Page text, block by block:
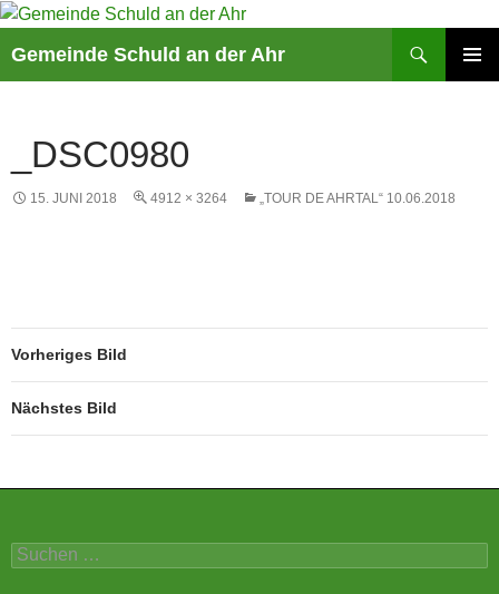
Gemeinde Schuld an der Ahr
_DSC0980
15. JUNI 2018 4912 × 3264 „TOUR DE AHRTAL“ 10.06.2018
Vorheriges Bild
Nächstes Bild
Suchen
nach: